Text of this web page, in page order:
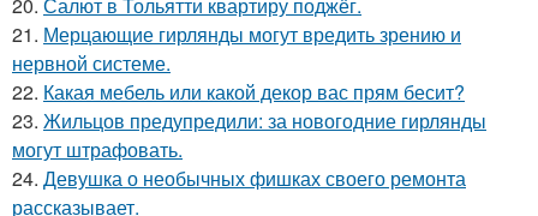
21. Мерцающие гирлянды могут вредить зрению и
нервной системе.
22. Какая мебель или какой декор вас прям бесит?
23. Жильцов предупредили: за новогодние гирлянды
могут штрафовать.
24. Девушка о необычных фишках своего ремонта
рассказывает.